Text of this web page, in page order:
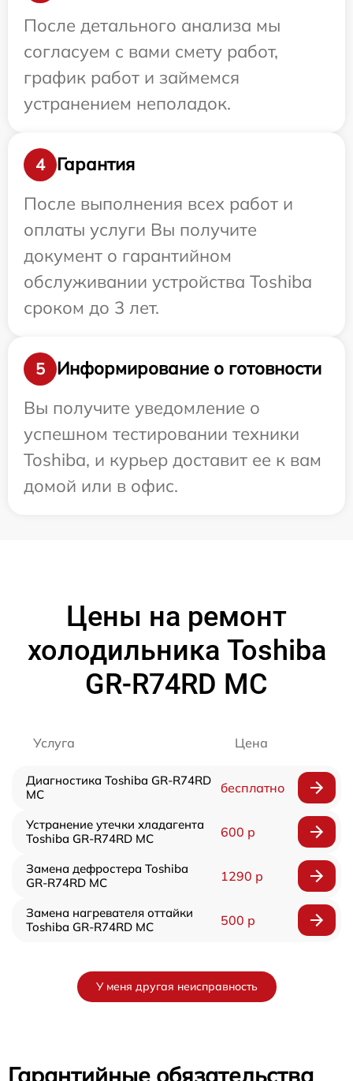
После детального анализа мы
согласуем с вами смету работ,
график работ и займемся
устранением неполадок.
4
Гарантия
После выполнения всех работ и
оплаты услуги Вы получите
документ о гарантийном
обслуживании устройства Toshiba
сроком до 3 лет.
5
Информирование о готовности
Вы получите уведомление о
успешном тестировании техники
Toshiba, и курьер доставит ее к вам
домой или в офис.
Цены на ремонт
холодильника Toshiba
GR-R74RD MC
Услуга Цена
Диагностика Toshiba GR-R74RD
MC
бесплатно
Устранение утечки хладагента
Toshiba GR-R74RD MC
600 р
Замена дефростера Toshiba
GR-R74RD MC
1290 р
Замена нагревателя оттайки
Toshiba GR-R74RD MC
500 р
У меня другая неисправность
Гарантийные обязательства